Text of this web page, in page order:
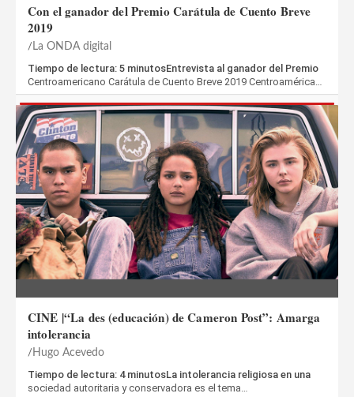
Con el ganador del Premio Carátula de Cuento Breve
2019
La ONDA digital
Tiempo de lectura: 5 minutosEntrevista al ganador del Premio
Centroamericano Carátula de Cuento Breve 2019 Centroamérica…
CINE |“La des (educación) de Cameron Post”: Amarga
intolerancia
Hugo Acevedo
Tiempo de lectura: 4 minutosLa intolerancia religiosa en una
sociedad autoritaria y conservadora es el tema…